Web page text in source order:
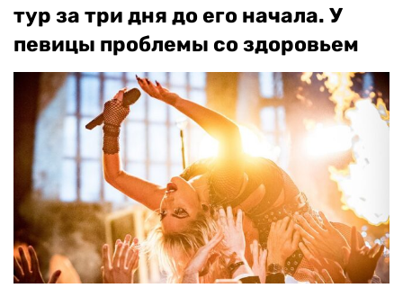
тур за три дня до его начала. У
певицы проблемы со здоровьем